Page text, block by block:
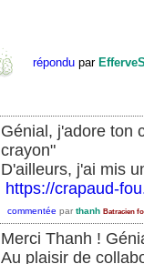
répondu par
Génial, j'adore ton
crayon"
D'ailleurs, j'ai mis
https://crapaud-
commentée par thanh Batracien
Merci Thanh !
Au plaisir de